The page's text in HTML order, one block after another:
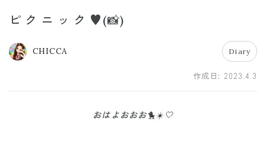
ピ ク ニ ッ ク ♥️(📸)
CHICCA Diary
作成日: 2023.4.3
おはよおおお🐤☀️🤍